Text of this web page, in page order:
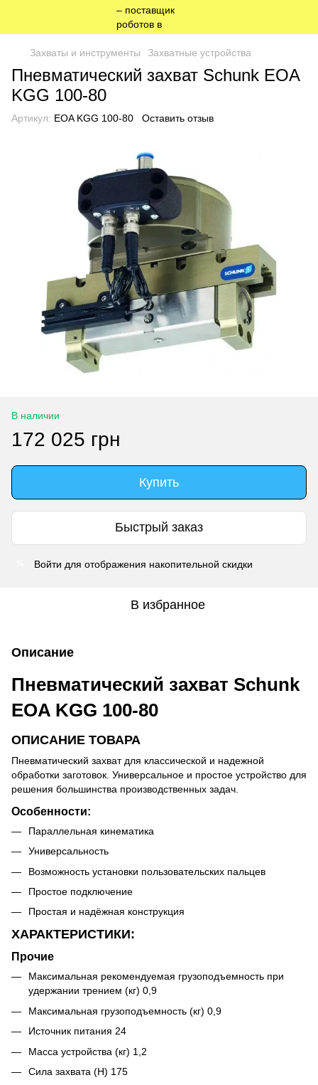
Захваты и инструменты Захватные устройства
Пневматический захват Schunk EOA
KGG 100-80
Артикул: EOA KGG 100-80 Оставить отзыв
В наличии
172 025 грн
Купить
Быстрый заказ
Войти для отображения накопительной скидки
В избранное
Описание
Пневматический захват Schunk
EOA KGG 100-80
ОПИСАНИЕ ТОВАРА
Пневматический захват для классической и надежной
обработки заготовок. Универсальное и простое устройство для
решения большинства производственных задач.
Особенности:
Параллельная кинематика
Универсальность
Возможность установки пользовательских пальцев
Простое подключение
Простая и надёжная конструкция
ХАРАКТЕРИСТИКИ:
Прочие
Максимальная рекомендуемая грузоподъемность при
удержании трением (кг) 0,9
Максимальная грузоподъемность (кг) 0,9
Источник питания 24
Масса устройства (кг) 1,2
Сила захвата (Н) 175